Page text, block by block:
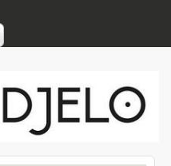
i djelo